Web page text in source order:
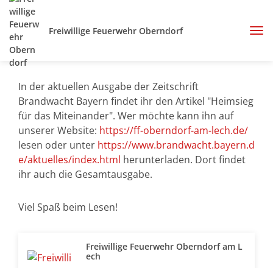
Freiwillige Feuerwehr Oberndorf
In der aktuellen Ausgabe der Zeitschrift
Brandwacht Bayern findet ihr den Artikel "Heimsieg
für das Miteinander". Wer möchte kann ihn auf
unserer Website: https://ff-oberndorf-am-lech.de/
lesen oder unter https://www.brandwacht.bayern.d
e/aktuelles/index.html herunterladen. Dort findet
ihr auch die Gesamtausgabe.
Viel Spaß beim Lesen!
Freiwillige Feuerwehr Oberndorf am L
ech